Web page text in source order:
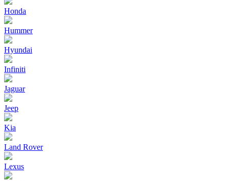
Honda
Hummer
Hyundai
Infiniti
Jaguar
Jeep
Kia
Land Rover
Lexus